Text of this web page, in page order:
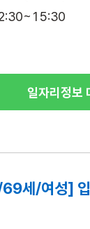
일자리정보
세/여성] 입